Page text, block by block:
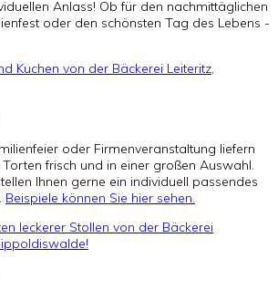
Anlass! Ob für den nachmittäglichen
oder den schönsten Tag des Lebens -
oder Firmenveranstaltung liefern
frisch und in einer großen Auswahl.
Ihnen gerne ein individuell passendes
Beispiele können Sie hier sehen.